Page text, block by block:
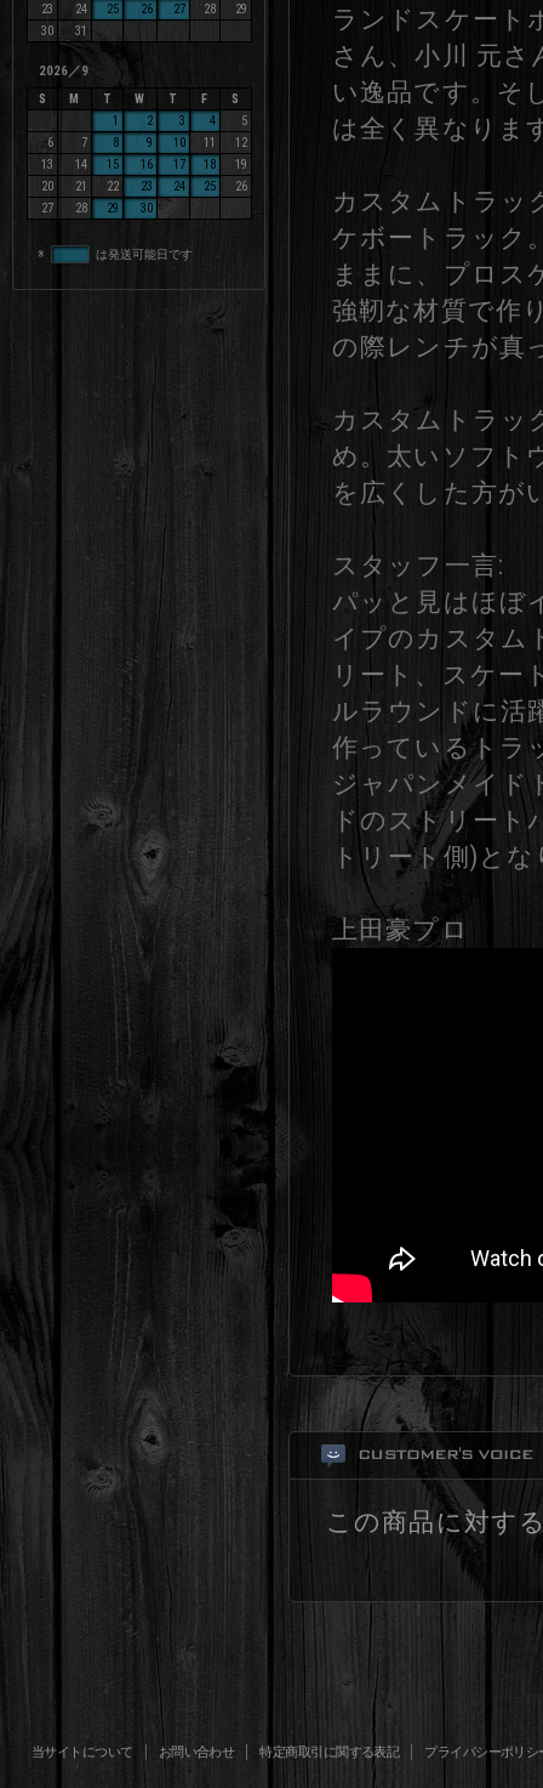
23
24 25 26 27 28
29
30
31
2026／9
S
M T W T F
S
1
2 3 4
5
6
7 8 9 10 11
12
13
14 15 16 17 18
19
20
21 22 23 24 25
26
27
28 29 30
※ は発送可能日です
ランドスケート
さん、小川 元
い逸品です。そ
は全く異なりま
カスタムトラッ
ケボートラック
ままに、プロス
強靭な材質で作
の際レンチが真
カスタムトラッ
め。太いソフト
を広くした方が
スタッフ一言:
パッと見はほぼ
イプのカスタム
リート、スケー
ルラウンドに活
作っているトラ
ジャパンメイド
ドのストリート
トリート側)と
上田豪プロ
この商品に対す
当サイトについて お問い合わせ 特定商取引に関する表記 プライバシーポリシ